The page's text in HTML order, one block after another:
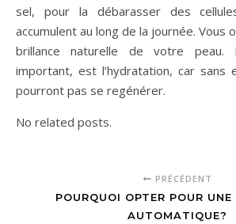
sel, pour la débarasser des
accumulent au long de la journée. Vous
brillance naturelle de votre
important, est l’hydratation, car sans
pourront pas se regénérer.
No related posts.
PRÉCÉDENT
POURQUOI OPTER POUR UNE
AUTOMATIQUE?